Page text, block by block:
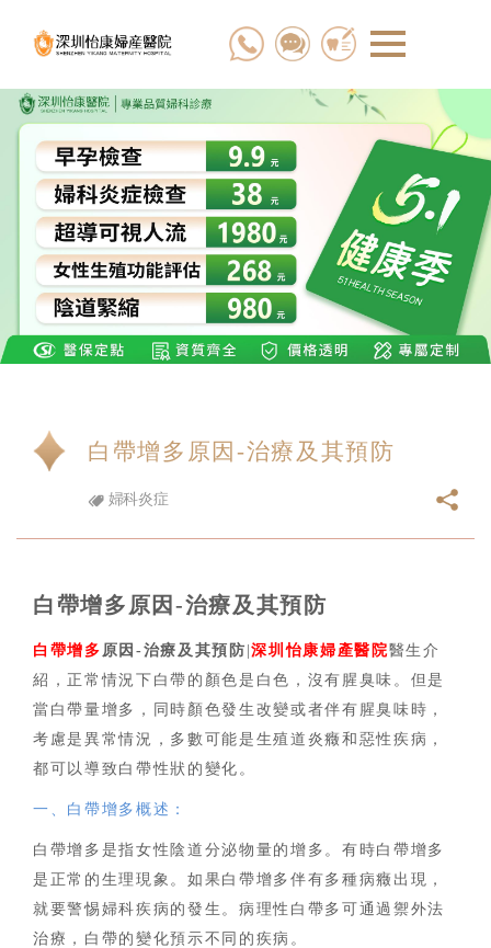
白帶增多原因-治療及其預防
婦科炎症
白帶增多原因-治療及其預防
白帶增多 原因-治療及其預防 |深圳怡康婦產醫院醫生介
紹，正常情況下白帶的顏色是白色，沒有腥臭味。但是
當白帶量增多，同時顏色發生改變或者伴有腥臭味時，
考慮是異常情況，多數可能是生殖道炎癥和惡性疾病，
都可以導致白帶性狀的變化。
一、白帶增多概述：
白帶增多是指女性陰道分泌物量的增多。有時白帶增多
是正常的生理現象。如果白帶增多伴有多種病癥出現，
就要警惕婦科疾病的發生。病理性白帶多可通過禦外法
治療，白帶的變化預示不同的疾病。